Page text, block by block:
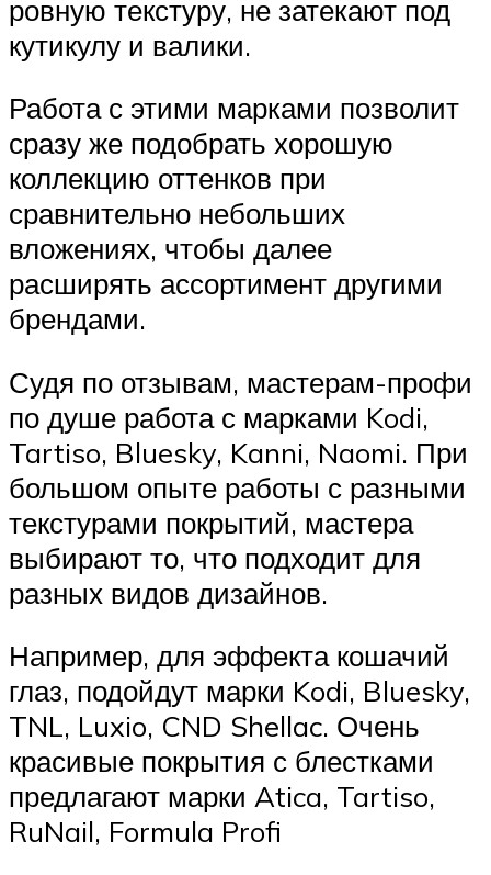
ровную текстуру, не затекают под
кутикулу и валики.
Работа с этими марками позволит
сразу же подобрать хорошую
коллекцию оттенков при
сравнительно небольших
вложениях, чтобы далее
расширять ассортимент другими
брендами.
Судя по отзывам, мастерам-профи
по душе работа с марками Kodi,
Tartiso, Bluesky, Kanni, Naomi. При
большом опыте работы с разными
текстурами покрытий, мастера
выбирают то, что подходит для
разных видов дизайнов.
Например, для эффекта кошачий
глаз, подойдут марки Kodi, Bluesky,
TNL, Luxio, CND Shellac. Очень
красивые покрытия с блестками
предлагают марки Atica, Tartiso,
RuNail, Formula Profi